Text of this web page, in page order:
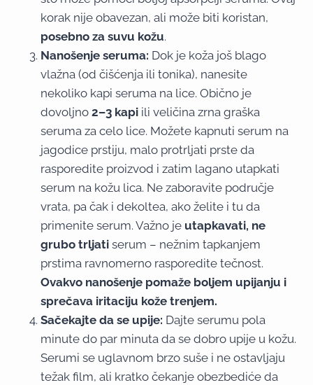
korak nije obavezan, ali može biti koristan,
posebno za suvu kožu.
Nanošenje seruma: Dok je koža još blago
vlažna (od čišćenja ili tonika), nanesite
nekoliko kapi seruma na lice. Obično je
dovoljno 2–3 kapi ili veličina zrna graška
seruma za celo lice. Možete kapnuti serum na
jagodice prstiju, malo protrljati prste da
rasporedite proizvod i zatim lagano utapkati
serum na kožu lica. Ne zaboravite područje
vrata, pa čak i dekoltea, ako želite i tu da
primenite serum. Važno je utapkavati, ne
grubo trljati serum – nežnim tapkanjem
prstima ravnomerno rasporedite tečnost.
Ovakvo nanošenje pomaže boljem upijanju i
sprečava iritaciju kože trenjem.
Sačekajte da se upije: Dajte serumu pola
minute do par minuta da se dobro upije u kožu.
Serumi se uglavnom brzo suše i ne ostavljaju
težak film, ali kratko čekanje obezbediće da